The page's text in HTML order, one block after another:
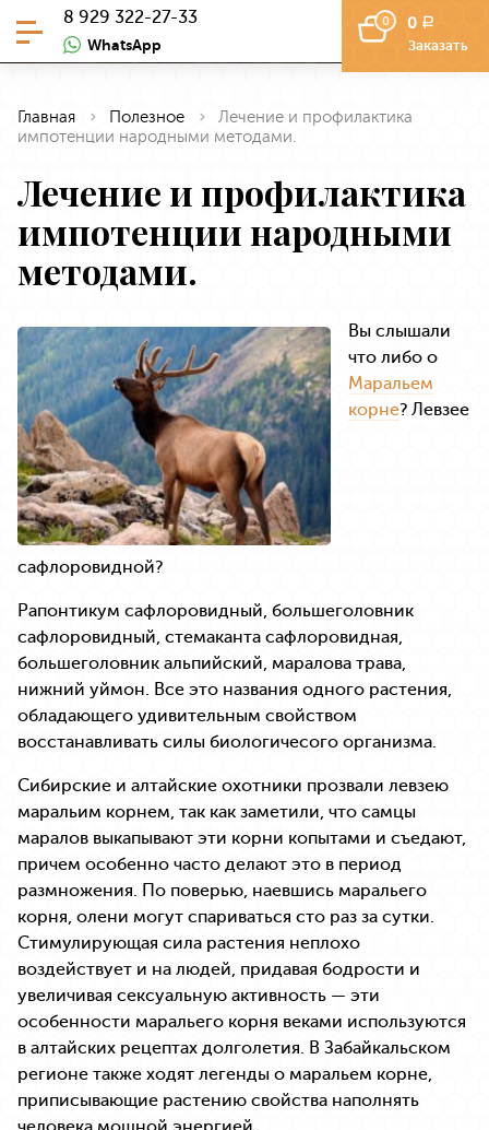
8 929 322-27-33
WhatsApp
0 0 a
Заказать
Главная Полезное
Лечение и профилактика
импотенции народными методами.
Лечение и профилактика
импотенции народными
методами.
Вы слышали
что либо о
Маральем
корне? Левзее
сафлоровидной?
Рапонтикум сафлоровидный, большеголовник
сафлоровидный, стемаканта сафлоровидная,
большеголовник альпийский, маралова трава,
нижний уймон. Все это названия одного растения,
обладающего удивительным свойством
восстанавливать силы биологичесого организма.
Сибирские и алтайские охотники прозвали левзею
маральим корнем, так как заметили, что самцы
маралов выкапывают эти корни копытами и съедают,
причем особенно часто делают это в период
размножения. По поверью, наевшись маральего
корня, олени могут спариваться сто раз за сутки.
Стимулирующая сила растения неплохо
воздействует и на людей, придавая бодрости и
увеличивая сексуальную активность — эти
особенности маральего корня веками используются
в алтайских рецептах долголетия. В Забайкальском
регионе также ходят легенды о маральем корне,
приписывающие растению свойства наполнять